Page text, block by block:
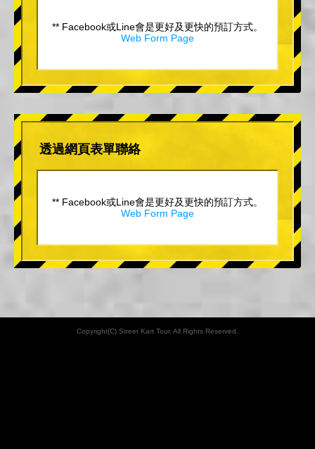
** Facebook或Line會是更好及更快的預訂方式。
Web Form Page
透過網頁表單聯絡
** Facebook或Line會是更好及更快的預訂方式。
Web Form Page
Copyright(C) Street Kart Tour. All Rights Reserved.